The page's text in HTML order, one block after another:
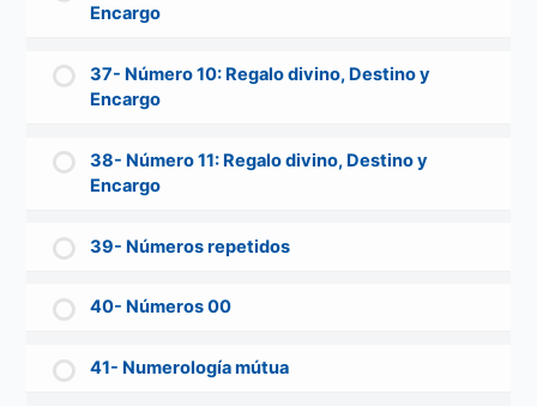
Encargo
37- Número 10: Regalo divino, Destino y
Encargo
38- Número 11: Regalo divino, Destino y
Encargo
39- Números repetidos
40- Números 00
41- Numerología mútua